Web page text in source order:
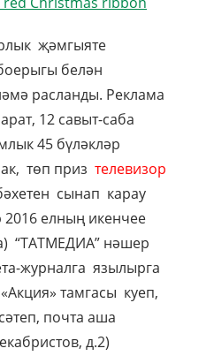
җәмгыяте
белән
расланды. Реклама
12 савыт-саба
45 бүләкләр
төп приз телевизор
сынап карау
елның икенчее
“ТАТМЕДИА” нәшер
журналга язылырга
тамгасы куеп,
почта аша
д.2)